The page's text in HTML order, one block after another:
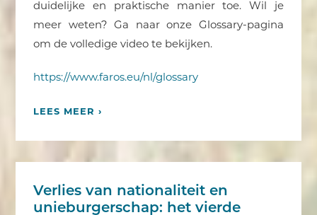
duidelijke en praktische manier toe. Wil je
meer weten? Ga naar onze Glossary-pagina
om de volledige video te bekijken.
https://www.faros.eu/nl/glossary
LEES MEER ›
Verlies van nationaliteit en
unieburgerschap: het vierde